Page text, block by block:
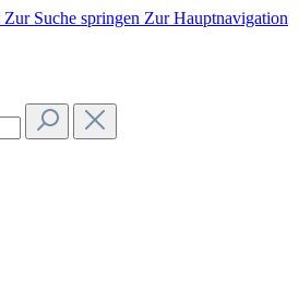
Zur Suche springen Zur Hauptnavigation